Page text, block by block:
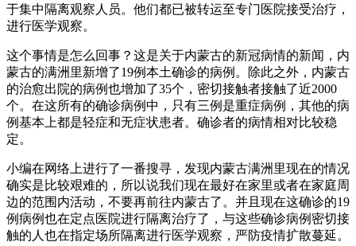
于集中隔离观察人员。他们都已被转运至专门医院接受治疗，
进行医学观察。
这个事情是怎么回事？这是关于内蒙古的新冠病情的新闻，内
蒙古的满洲里新增了19例本土确诊的病例。除此之外，内蒙古
的治愈出院的病例也增加了35个，密切接触者接触了近2000
个。在这所有的确诊病例中，只有三例是重症病例，其他的病
例基本上都是轻症和无症状患者。确诊者的病情相对比较稳
定。
小编在网络上进行了一番搜寻，发现内蒙古满洲里现在的情况
确实是比较艰难的，所以说我们现在最好在家里或者在家庭周
边的范围内活动，不要再前往内蒙古了。并且现在这确诊的19
例病例也在定点医院进行隔离治疗了，与这些确诊病例密切接
触的人也在指定场所隔离进行医学观察，严防疫情扩散蔓延。